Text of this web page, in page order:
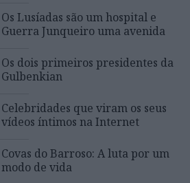
Os Lusíadas são um hospital e
Guerra Junqueiro uma avenida
Os dois primeiros presidentes da
Gulbenkian
Celebridades que viram os seus
vídeos íntimos na Internet
Covas do Barroso: A luta por um
modo de vida